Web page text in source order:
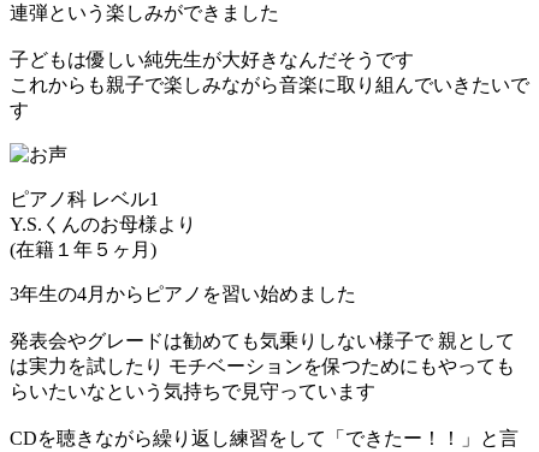
連弾という楽しみができました
子どもは優しい純先生が大好きなんだそうです
これからも親子で楽しみながら音楽に取り組んでいきたいで
す
ピアノ科 レベル1
Y.S.くんのお母様より
(在籍１年５ヶ月)
3年生の4月からピアノを習い始めました
発表会やグレードは勧めても気乗りしない様子で 親として
は実力を試したり モチベーションを保つためにもやっても
らいたいなという気持ちで見守っています
CDを聴きながら繰り返し練習をして「できたー！！」と言